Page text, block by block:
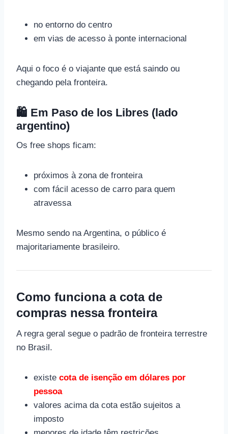
no entorno do centro
em vias de acesso à ponte internacional
Aqui o foco é o viajante que está saindo ou
chegando pela fronteira.
🛍️ Em Paso de los Libres (lado
argentino)
Os free shops ficam:
próximos à zona de fronteira
com fácil acesso de carro para quem
atravessa
Mesmo sendo na Argentina, o público é
majoritariamente brasileiro.
Como funciona a cota de
compras nessa fronteira
A regra geral segue o padrão de fronteira terrestre
no Brasil.
existe cota de isenção em dólares por
pessoa
valores acima da cota estão sujeitos a
imposto